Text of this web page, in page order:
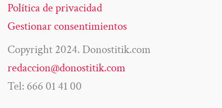
Política de privacidad
Gestionar consentimientos
Copyright 2024. Donostitik.com
redaccion@donostitik.com
Tel: 666 01 41 00